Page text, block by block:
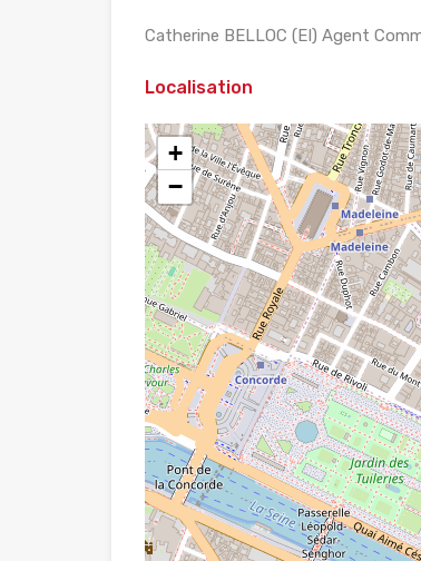
Catherine BELLOC (EI) Agent
Localisation
+
−